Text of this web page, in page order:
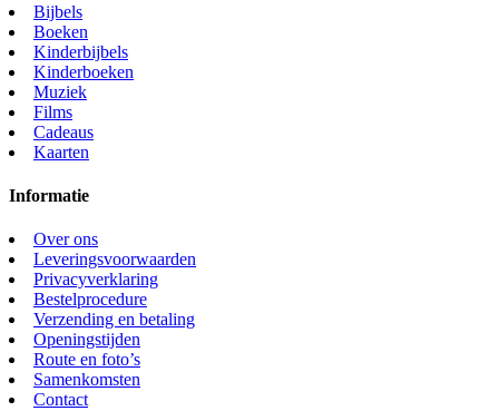
Bijbels
Boeken
Kinderbijbels
Kinderboeken
Muziek
Films
Cadeaus
Kaarten
Informatie
Over ons
Leveringsvoorwaarden
Privacyverklaring
Bestelprocedure
Verzending en betaling
Openingstijden
Route en foto’s
Samenkomsten
Contact